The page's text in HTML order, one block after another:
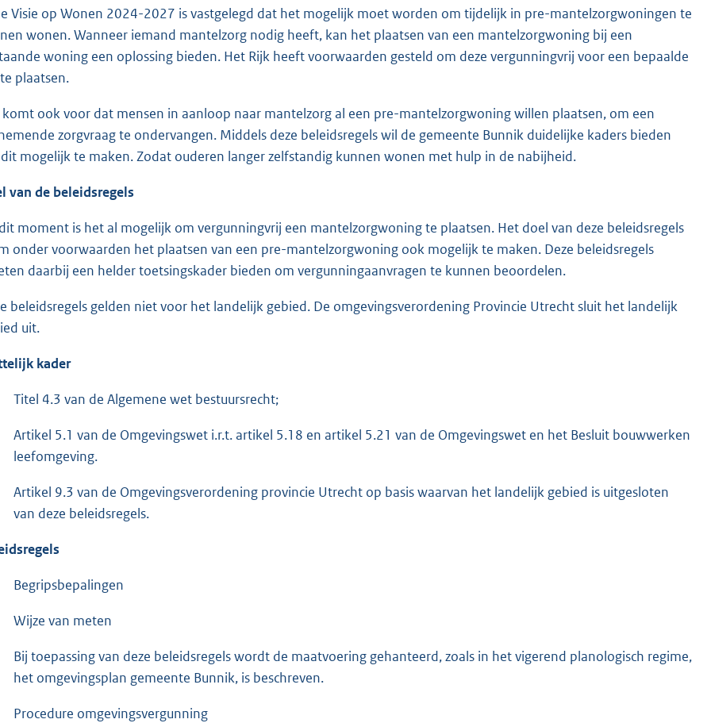
Visie op Wonen 2024-2027 is vastgelegd dat het mogelijk moet worden om tijdelijk in pre-mantelzorgwoningen te
wonen. Wanneer iemand mantelzorg nodig heeft, kan het plaatsen van een mantelzorgwoning bij een
woning een oplossing bieden. Het Rijk heeft voorwaarden gesteld om deze vergunningvrij voor een bepaalde
plaatsen.
ook voor dat mensen in aanloop naar mantelzorg al een pre-mantelzorgwoning willen plaatsen, om een
zorgvraag te ondervangen. Middels deze beleidsregels wil de gemeente Bunnik duidelijke kaders bieden
mogelijk te maken. Zodat ouderen langer zelfstandig kunnen wonen met hulp in de nabijheid.
van de beleidsregels
moment is het al mogelijk om vergunningvrij een mantelzorgwoning te plaatsen. Het doel van deze beleidsregels
onder voorwaarden het plaatsen van een pre-mantelzorgwoning ook mogelijk te maken. Deze beleidsregels
daarbij een helder toetsingskader bieden om vergunningaanvragen te kunnen beoordelen.
beleidsregels gelden niet voor het landelijk gebied. De omgevingsverordening Provincie Utrecht sluit het landelijk
uit.
kader
Titel 4.3 van de Algemene wet bestuursrecht;
Artikel 5.1 van de Omgevingswet i.r.t. artikel 5.18 en artikel 5.21 van de Omgevingswet en het Besluit bouwwerken
leefomgeving.
Artikel 9.3 van de Omgevingsverordening provincie Utrecht op basis waarvan het landelijk gebied is uitgesloten
van deze beleidsregels.
Begripsbepalingen
Wijze van meten
Bij toepassing van deze beleidsregels wordt de maatvoering gehanteerd, zoals in het vigerend planologisch regime,
het omgevingsplan gemeente Bunnik, is beschreven.
Procedure omgevingsvergunning